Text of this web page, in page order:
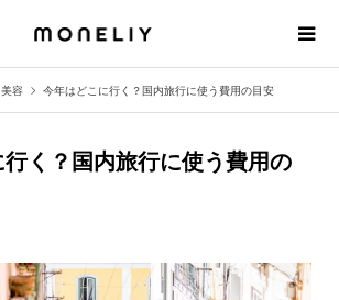
容 今年はどこに行く？国内旅行に使う費用の目安
く？国内旅行に使う費用の